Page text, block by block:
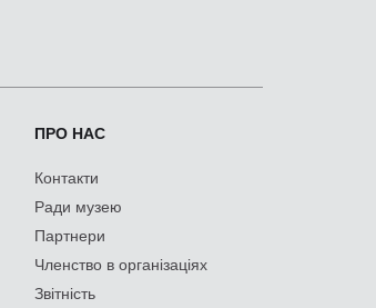
ПРО НАС
Контакти
Ради музею
Партнери
Членство в організаціях
Звітність